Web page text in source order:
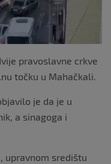
pravoslavne crkve
točku u Mahačkali.
je da je u
a sinagoga i
upravnom središtu